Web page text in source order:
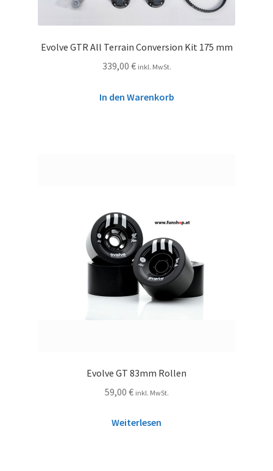
Evolve GTR All Terrain Conversion Kit 175 mm
339,00 € inkl. MwSt.
In den Warenkorb
Evolve GT 83mm Rollen
59,00 € inkl. MwSt.
Weiterlesen